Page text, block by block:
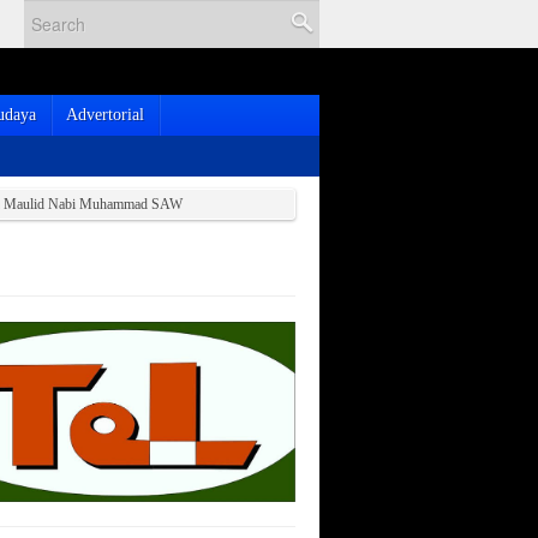
Advertorial
Maulid Nabi Muhammad SAW